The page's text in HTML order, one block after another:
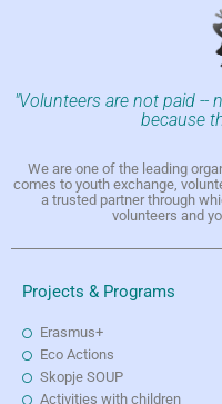
"Volunteers are not paid --
because
We are one of the leading
comes to youth exchange,
a trusted partner through
volunteers and
Projects & Programs
Erasmus+
Eco Actions
Skopje SOUP
Activities with children